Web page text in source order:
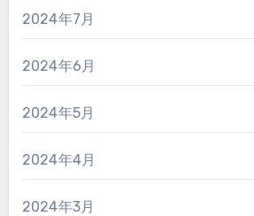
2024年7月
2024年6月
2024年5月
2024年4月
2024年3月